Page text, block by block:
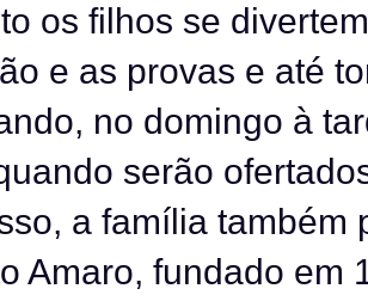
os filhos se
e as provas e até
no domingo à
serão
a família também
Amaro, fundado em